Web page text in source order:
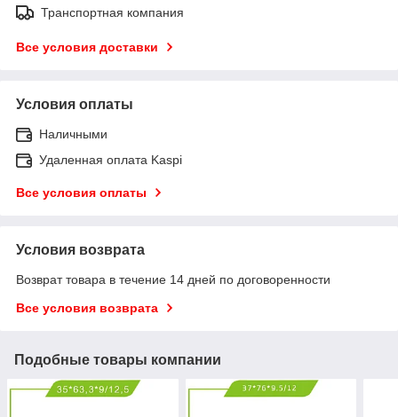
Транспортная компания
Все условия доставки
Условия оплаты
Наличными
Удаленная оплата Kaspi
Все условия оплаты
Условия возврата
Возврат товара в течение 14 дней по договоренности
Все условия возврата
Подобные товары компании